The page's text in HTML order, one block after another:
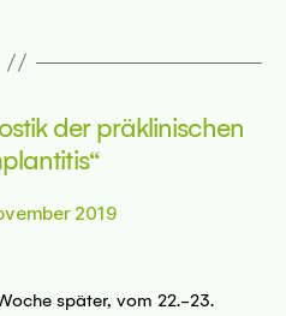
der präklinischen
2019
später, vom 22.-23.